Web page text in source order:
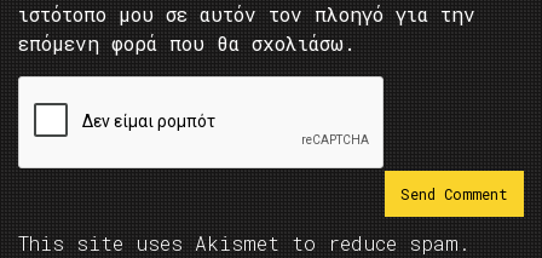
ιστότοπο μου σε αυτόν τον πλοηγό για την
επόμενη φορά που θα σχολιάσω.
This site uses Akismet to reduce spam.